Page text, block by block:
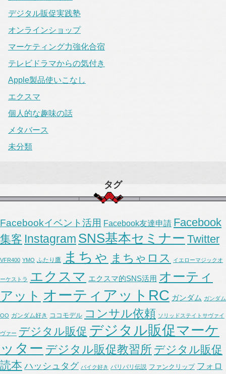
デジタル販促実践塾
オンラインショップ
マーケティング力強化合宿
テレビドラマからの気付き
Apple製品使いこなし
エクスマ
個人的な趣味の話
メタバース
未分類
タグ
Facebookイベント活用 Facebook友達申請 Facebook
集客 Instagram SNS基本セミナー Twitter
VFR400 YMO ふたり鷹 まちゃ まちゃロス イエローマジックオ
ーケストラ エクスマ エクスマ的SNS活用 オーティ
アット オーティアットRC ガンダム ガンダム
OO ガンダム好き ココモデル コンサル依頼 ソリッドステイトサヴァイ
ヴァー デジタル販促 デジタル販促マーケ
ッター デジタル販促教習所 デジタル販促
読本 ハッシュタグ バイク好き バリバリ伝説 ファンクリップ フォロ